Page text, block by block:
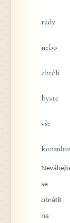
rady
nebo
chtěli
byste
vše
se
obrátit
na